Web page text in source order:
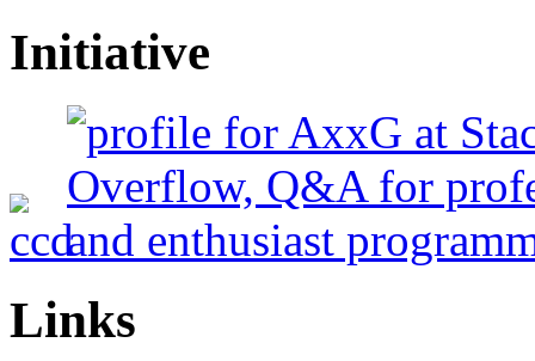
Initiative
Links